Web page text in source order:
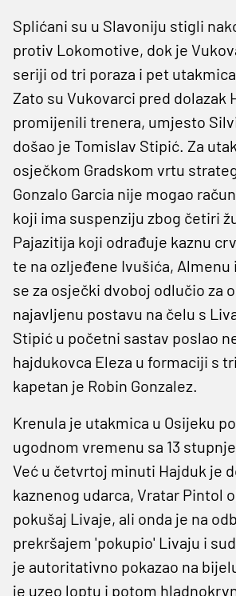
Splićani su u Slavoniju stigli
protiv Lokomotive, dok je
seriji od tri poraza i pet
Zato su Vukovarci pred dolazak
promijenili trenera, umjesto
došao je Tomislav Stipić. Za
osječkom Gradskom vrtu
Gonzalo Garcia nije mogao
koji ima suspenziju zbog četiri
Pajazitija koji odrađuje kaznu
te na ozljeđene Ivušića, Almenu
se za osječki dvoboj odlučio za
najavljenu postavu na čelu s
Stipić u početni sastav poslao
hajdukovca Eleza u formaciji s
kapetan je Robin Gonzalez.
Krenula je utakmica u Osijeku
ugodnom vremenu sa 13
Već u četvrtoj minuti Hajduk je
kaznenog udarca, Vratar Pintol
pokušaj Livaje, ali onda je na
prekršajem 'pokupio' Livaju i
je autoritativno pokazao na
je uzeo loptu i potom